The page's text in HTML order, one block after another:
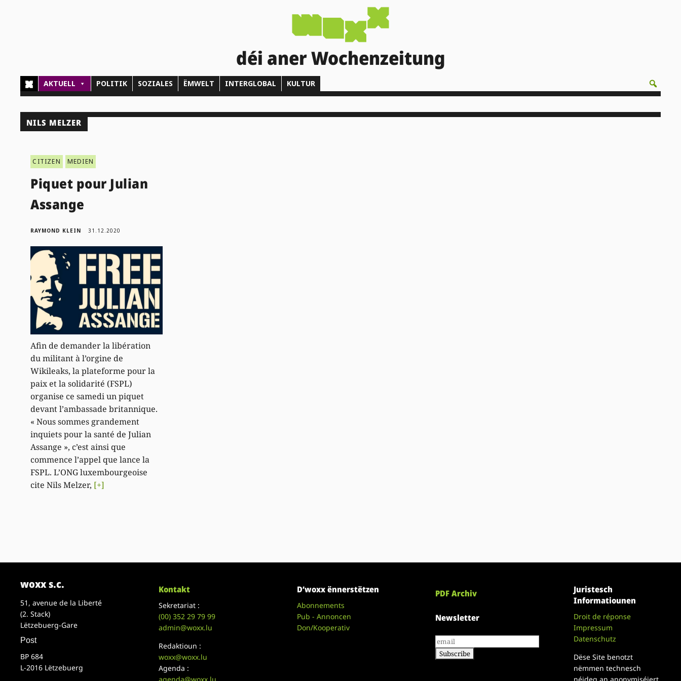
déi aner Wochenzeitung
AKTUELL POLITIK SOZIALES ËMWELT INTERGLOBAL KULTUR
NILS MELZER
CITIZEN MEDIEN
Piquet pour Julian
Assange
RAYMOND KLEIN 31.12.2020
Afin de demander la libération
du militant à l’orgine de
Wikileaks, la plateforme pour la
paix et la solidarité (FSPL)
organise ce samedi un piquet
devant l’ambassade britannique.
« Nous sommes grandement
inquiets pour la santé de Julian
Assange », c’est ainsi que
commence l’appel que lance la
FSPL. L’ONG luxembourgeoise
cite Nils Melzer, [+]
woxx s.c.
51, avenue de la Liberté
(2. Stack)
Lëtzebuerg-Gare
Post
BP 684
L-2016 Lëtzebuerg
Kontakt
Sekretariat :
(00)352 29 79 99
admin@woxx.lu
Redaktioun :
woxx@woxx.lu
Agenda :
D’woxx ënnerstëtzen
Abonnements
Pub - Annoncen
Don/Kooperativ
PDF Archiv
Newsletter
Juristesch
Informatiounen
Droit de réponse
Impressum
Datenschutz
Dëse Site benotzt
nëmmen technesch